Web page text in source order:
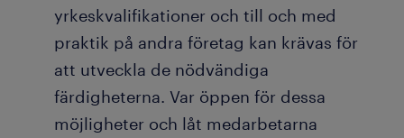
yrkeskvalifikationer och till och med
praktik på andra företag kan krävas för
att utveckla de nödvändiga
färdigheterna. Var öppen för dessa
möjligheter och låt medarbetarna